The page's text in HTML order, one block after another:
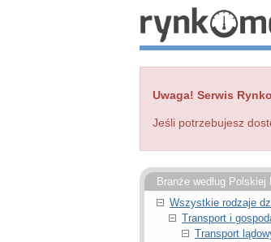
Uwaga! Serwis
Jeśli potrzebujesz
Branże według
Wszystkie rodzaje
Transport i
Transport